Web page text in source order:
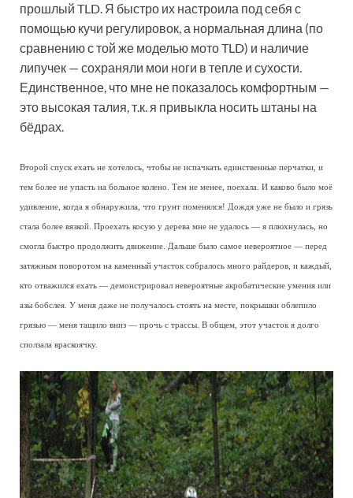
прошлый TLD. Я быстро их настроила под себя с
помощью кучи регулировок, а нормальная длина (по
сравнению с той же моделью мото TLD) и наличие
липучек — сохраняли мои ноги в тепле и сухости.
Единственное, что мне не показалось комфортным —
это высокая талия, т.к. я привыкла носить штаны на
бёдрах.
Второй спуск ехать не хотелось, чтобы не испачкать единственные перчатки, и
тем более не упасть на больное колено. Тем не менее, поехала. И каково было моё
удивление, когда я обнаружила, что грунт поменялся! Дождя уже не было и грязь
стала более вязкой. Проехать косую у дерева мне не удалось — я плюхнулась, но
смогла быстро продолжить движение. Дальше было самое невероятное — перед
затяжным поворотом на каменный участок собралось много райдеров, и каждый,
кто отважился ехать — демонстрировал невероятные акробатические умения или
азы бобслея. У меня даже не получалось стоять на месте, покрышки облепило
грязью — меня тащило вниз — прочь с трассы. В общем, этот участок я долго
сползала враскоячку.